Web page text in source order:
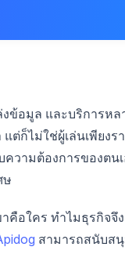
ข้อมูล และบริการหล
ต่ก็ไม่ใช่ผู้เล่นเพียงร
วามต้องการของตน
ษ
คือใคร ทำไมธุรกิจจึง
สามารถสนับส